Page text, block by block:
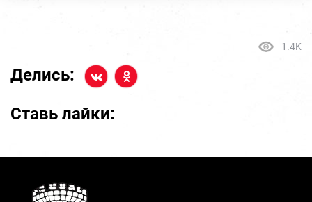
1.4K
Делись:
Ставь лайки: